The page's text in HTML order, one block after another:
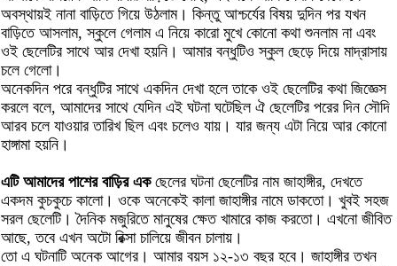
অবস্থায়ই নানা বাড়িতে গিয়ে উঠলাম। কিন্তু আশ্চর্যের বিষয় দুদিন পর যখন
বাড়িতে আসলাম, স্কুলে গেলাম এ নিয়ে কারো মুখে কোনো কথা শুনলাম না এবং
ওই ছেলেটির সাথে আর দেখা হয়নি। আমার বন্ধুটিও স্কুল ছেড়ে দিয়ে মাদ্রাসায়
চলে গেলো।
অনেকদিন পরে বন্ধুটির সাথে একদিন দেখা হলে তাকে ওই ছেলেটির কথা জিজ্ঞেস
করলে বলে, আমাদের সাথে যেদিন এই ঘটনা ঘটেছিল ঐ ছেলেটির পরের দিন সৌদি
আরব চলে যাওয়ার তারিখ ছিল এবং চলেও যায়। যার জন্য এটা নিয়ে আর কোনো
হাঙ্গামা হয়নি।
এটি আমাদের পাশের বাড়ির একছেলের ঘটনা ছেলেটির নাম জাহাঙ্গীর, দেখতে
একদম কুচকুচে কালো। ওকে অনেকেই কালা জাহাঙ্গীর নামে ডাকতো। খুবই সহজ
সরল ছেলেটি। দৈনিক মজুরিতে মানুষের ক্ষেত খামারে কাজ করতো। এখনো জীবিত
আছে, তবে এখন অটো রিক্সা চালিয়ে জীবন চালায়।
তো এ ঘটনাটি অনেক আগের। আমার বয়স ১২-১৩ বছর হবে। জাহাঙ্গীর তখন